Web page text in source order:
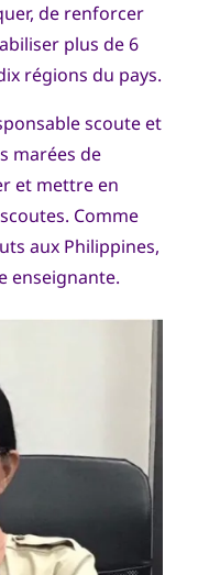
de renforcer
plus de 6
régions du pays.
scoute et
marées de
et mettre en
Comme
aux Philippines,
enseignante.